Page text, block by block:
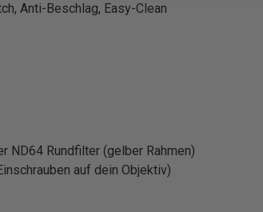
Anti-Beschlag, Easy-Clean
ND64 Rundfilter (gelber Rahmen)
auf dein Objektiv)